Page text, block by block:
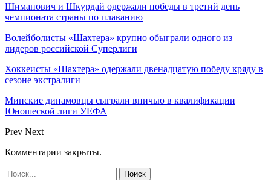
Шиманович и Шкурдай одержали победы в третий день
чемпионата страны по плаванию
Волейболисты «Шахтера» крупно обыграли одного из
лидеров российской Суперлиги
Хоккеисты «Шахтера» одержали двенадцатую победу кряду в
сезоне экстралиги
Минские динамовцы сыграли вничью в квалификации
Юношеской лиги УЕФА
Prev Next
Комментарии закрыты.